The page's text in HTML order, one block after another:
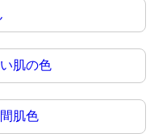
肌の色
肌色